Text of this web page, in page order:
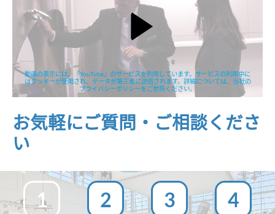
動画の表示には、「YouTube」のサービスを利用しています。サービスの利用中に
はクッキーが使用され、データが第三者に送信されます。詳細については、当社の
プライバシーポリシーをご参照ください。
お気軽にご質問・ご相談くださ
い
1 2 3 4